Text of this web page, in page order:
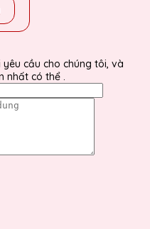
cầu cho chúng tôi, và
nhất có thể .